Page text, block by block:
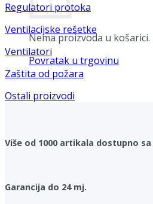
Nema proizvoda u košarici.
Povratak u trgovinu
Regulatori protoka
Ventilacijske rešetke
Ventilatori
Zaštita od požara
Ostali proizvodi
Više od 1000 artikala dostupno
Garancija do 24 mj.